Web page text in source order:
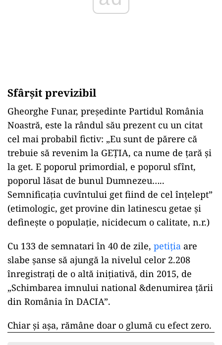
Sfârșit previzibil
Gheorghe Funar, președinte Partidul România
Noastră, este la rândul său prezent cu un citat
cel mai probabil fictiv: „Eu sunt de părere că
trebuie să revenim la GEȚIA, ca nume de țară și
la get. E poporul primordial, e poporul sfînt,
poporul lăsat de bunul Dumnezeu…..
Semnificația cuvîntului get fiind de cel înțelept”
(etimologic, get provine din latinescu getae și
definește o populație, nicidecum o calitate, n.r.)
Cu 133 de semnatari în 40 de zile, petiția are
slabe șanse să ajungă la nivelul celor 2.208
înregistrați de o altă inițiativă, din 2015, de
„Schimbarea imnului national &denumirea ţării
din România în DACIA”.
Chiar și așa, rămâne doar o glumă cu efect zero.